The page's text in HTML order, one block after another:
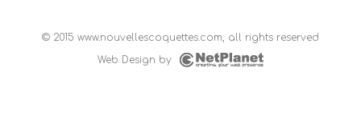
© 2015 www.nouvellescoquettes.com, all rights reserved
Web Design by